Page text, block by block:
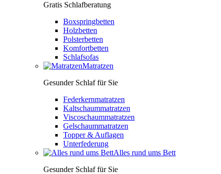
Gratis Schlafberatung
Boxspringbetten
Holzbetten
Polsterbetten
Komfortbetten
Schlafsofas
Matratzen
Gesunder Schlaf für Sie
Federkernmatratzen
Kaltschaummatratzen
Viscoschaummatratzen
Gelschaummatratzen
Topper & Auflagen
Unterfederung
Alles rund ums Bett
Gesunder Schlaf für Sie